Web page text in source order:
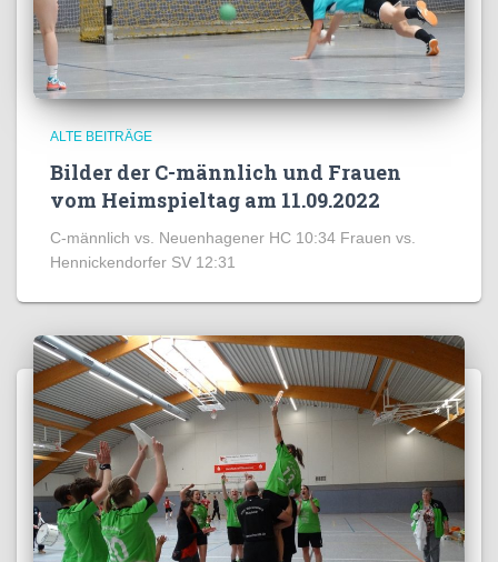
ALTE BEITRÄGE
Bilder der C-männlich und Frauen
vom Heimspieltag am 11.09.2022
C-männlich vs. Neuenhagener HC 10:34 Frauen vs.
Hennickendorfer SV 12:31